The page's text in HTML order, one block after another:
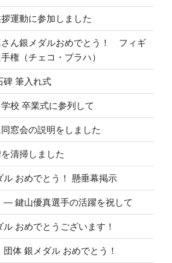
運動に参加しました
さん銀メダルおめでとう！ フィギ
権（チェコ・プラハ）
碑 筆入れ式
校 卒業式に参列して
同窓会の説明をしました
清掃しました
ル おめでとう！ 懸垂幕掲示
― 鍵山優真選手の活躍を祝して
おめでとうございます！
体 銀メダル おめでとう！